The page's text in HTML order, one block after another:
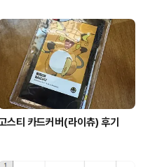
스티 카드커버(라이츄) 후기